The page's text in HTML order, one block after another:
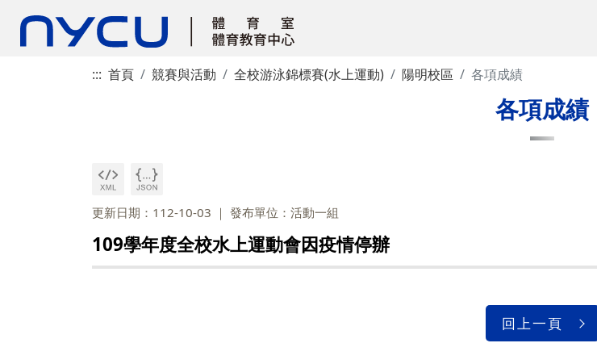
::: 首頁 競賽與活動 全校游泳錦標賽(水上運動) 陽明校區 各項成績
各項成績
更新日期：112-10-03 發布單位：活動一組
109學年度全校水上運動會因疫情停辦
回上一頁